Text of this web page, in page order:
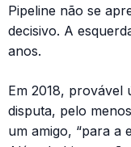
Pipeline não se
decisivo. A
anos.
Em 2018, provável
disputa, pelo
um amigo, “para a